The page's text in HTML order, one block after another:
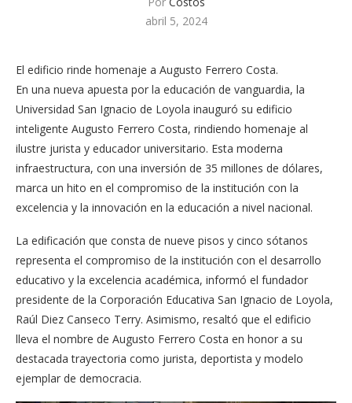
abril 5, 2024
El edificio rinde homenaje a Augusto Ferrero Costa.
En una nueva apuesta por la educación de vanguardia, la
Universidad San Ignacio de Loyola inauguró su edificio
inteligente Augusto Ferrero Costa, rindiendo homenaje al
ilustre jurista y educador universitario. Esta moderna
infraestructura, con una inversión de 35 millones de dólares,
marca un hito en el compromiso de la institución con la
excelencia y la innovación en la educación a nivel nacional.
La edificación que consta de nueve pisos y cinco sótanos
representa el compromiso de la institución con el desarrollo
educativo y la excelencia académica, informó el fundador
presidente de la Corporación Educativa San Ignacio de Loyola,
Raúl Diez Canseco Terry. Asimismo, resaltó que el edificio
lleva el nombre de Augusto Ferrero Costa en honor a su
destacada trayectoria como jurista, deportista y modelo
ejemplar de democracia.